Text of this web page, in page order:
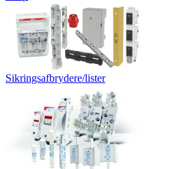
Sikringsafbrydere/lister